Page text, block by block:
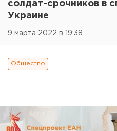
солдат-срочников в
Украине
9 марта 2022 в 19:38
Общество